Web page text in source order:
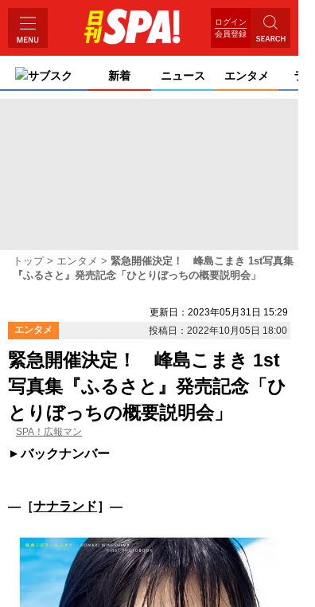
ログイン
会員登録
サブスク 新着 ニュース エンタメ ライ
トップ エンタメ
緊急開催決定！ 峰島こまき 1st写真集
『ふるさと』発売記念「ひとりぼっちの概要説明会」
更新日：2023年05月31日 15:29
エンタメ
投稿日：2022年10月05日 18:00
緊急開催決定！ 峰島こまき 1st
写真集『ふるさと』発売記念「ひ
とりぼっちの概要説明会」
SPA！広報マン
バックナンバー
―［ナナランド］―